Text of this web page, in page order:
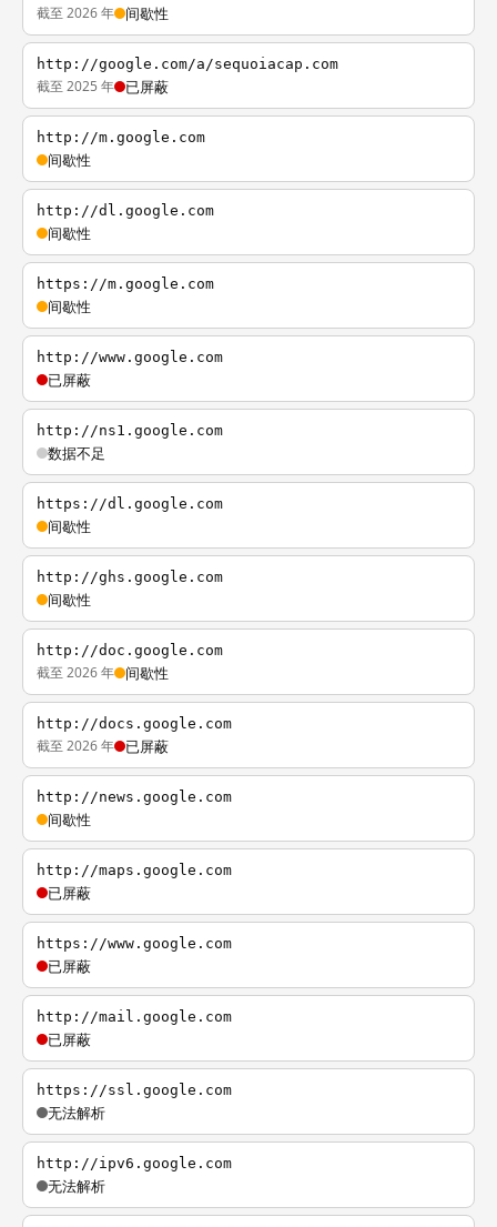
截至 2026 年 间歇性
http://google.com/a/sequoiacap.com
截至 2025 年 已屏蔽
http://m.google.com
间歇性
http://dl.google.com
间歇性
https://m.google.com
间歇性
http://www.google.com
已屏蔽
http://ns1.google.com
数据不足
https://dl.google.com
间歇性
http://ghs.google.com
间歇性
http://doc.google.com
截至 2026 年 间歇性
http://docs.google.com
截至 2026 年 已屏蔽
http://news.google.com
间歇性
http://maps.google.com
已屏蔽
https://www.google.com
已屏蔽
http://mail.google.com
已屏蔽
https://ssl.google.com
无法解析
http://ipv6.google.com
无法解析